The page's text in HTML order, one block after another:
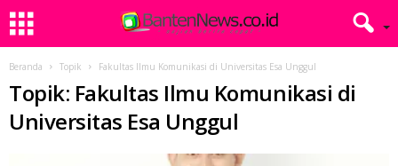
Beranda Topik Fakultas Ilmu Komunikasi di Universitas Esa Unggul
Topik: Fakultas Ilmu Komunikasi di
Universitas Esa Unggul